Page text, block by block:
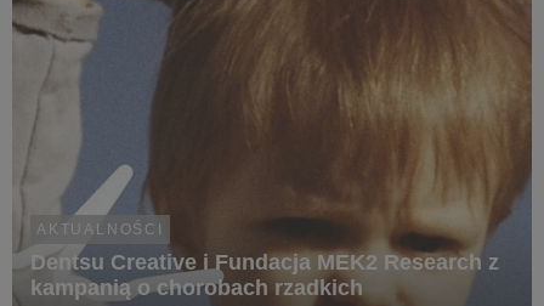
AKTUALNOŚCI
Dentsu Creative i Fundacja MEK2 Research z
kampanią o chorobach rzadkich